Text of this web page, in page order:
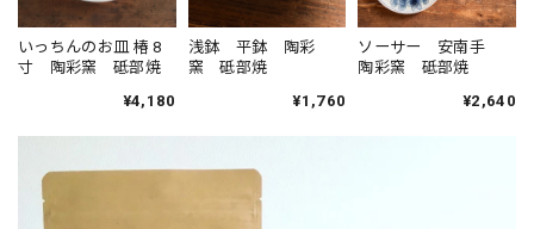
いっちんのお皿 椿 8
寸 陶彩窯 砥部焼
¥4,180
浅鉢 平鉢 陶彩
窯 砥部焼
¥1,760
ソーサー 安南手
陶彩窯 砥部焼
¥2,640